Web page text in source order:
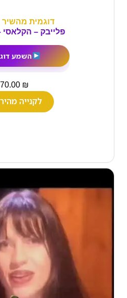
דוגמית מהשיר
פלייבק – הקלאסי
השמע
70.00 ₪
לקנייה